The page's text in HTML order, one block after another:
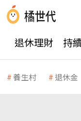
退休理財 持
養生村 退休金